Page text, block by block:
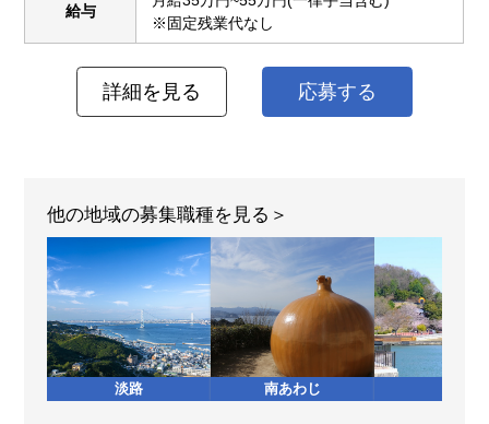
給与
※固定残業代なし
詳細を見る 応募する
他の地域の募集職種を見る
淡路 南あわじ